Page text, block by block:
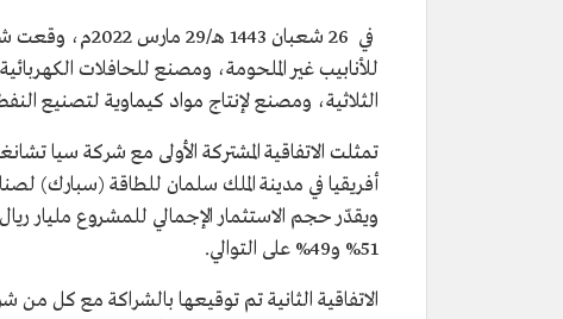
في 26 شعبان
للأنابيب غير الملحومة، ومصنع للحافلات
الثلاثية، ومصنع لإنتاج مواد كيماوية لتصنيع
تمثلت الاتفاقية المشتركة الأولى مع شركة سيا
أفريقيا في مدينة الملك سلمان للطاقة (سبارك)
51% و49% على التوالي.